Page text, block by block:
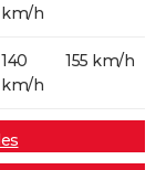
km/h
140
km/h
155 km/h